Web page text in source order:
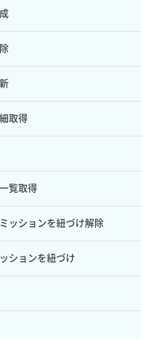
取得
覧取得
ッションを紐づけ解除
ションを紐づけ